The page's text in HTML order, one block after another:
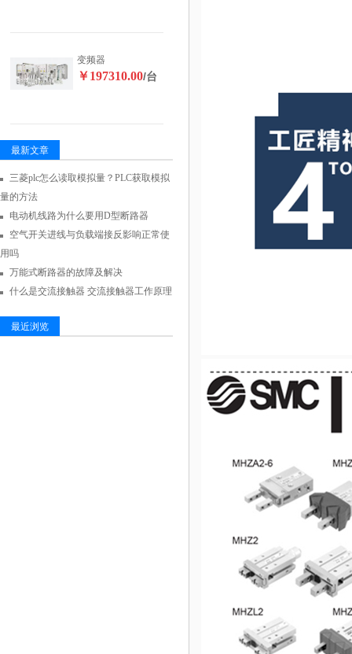
变频器
￥197310.00/台
最新文章
三菱plc怎么读取模拟量？PLC获取模拟
量的方法
电动机线路为什么要用D型断路器
空气开关进线与负载端接反影响正常使
用吗
万能式断路器的故障及解决
什么是交流接触器 交流接触器工作原理
最近浏览